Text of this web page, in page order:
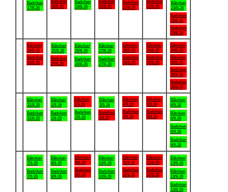
Badviken
17/8-26
Badviken
18/8-26
Badviken
19/8-26
Badviken
20/8-26
Badviken
21/8-26
Badviken
22/8-26
Båtviken
23/8-26
Badviken
23/8-26
Badviken
23/8-26
Båtviken
24/8-26
Badviken
24/8-26
Båtviken
25/8-26
Badviken
25/8-26
Båtviken
26/8-26
Badviken
26/8-26
Båtviken
27/8-26
Badviken
27/8-26
Båtviken
28/8-26
Badviken
28/8-26
Båtviken
29/8-26
Badviken
29/8-26
Båtviken
30/8-26
Båtviken
30/8-26
Badviken
30/8-26
Badviken
30/8-26
Båtviken
31/8-26
Badviken
31/8-26
Båtviken
1/9-26
Badviken
1/9-26
Båtviken
2/9-26
Badviken
2/9-26
Båtviken
3/9-26
Badviken
3/9-26
Båtviken
4/9-26
Badviken
4/9-26
Båtviken
5/9-26
Badviken
5/9-26
Båtviken
6/9-26
Båtviken
6/9-26
Badviken
6/9-26
Badviken
6/9-26
Båtviken
7/9-26
Badviken
7/9-26
Båtviken
8/9-26
Badviken
8/9-26
Båtviken
9/9-26
Badviken
9/9-26
Båtviken
10/9-26
Badviken
10/9-26
Båtviken
11/9-26
Badviken
11/9-26
Båtviken
12/9-26
Badviken
12/9-26
Båtviken
13/9-26
Båtviken
13/9-26
Badviken
13/9-26